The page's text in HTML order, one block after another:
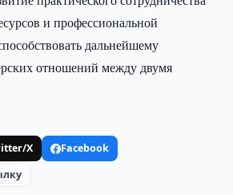
и профессиональной
дальнейшему
отношений между двумя
X
Facebook